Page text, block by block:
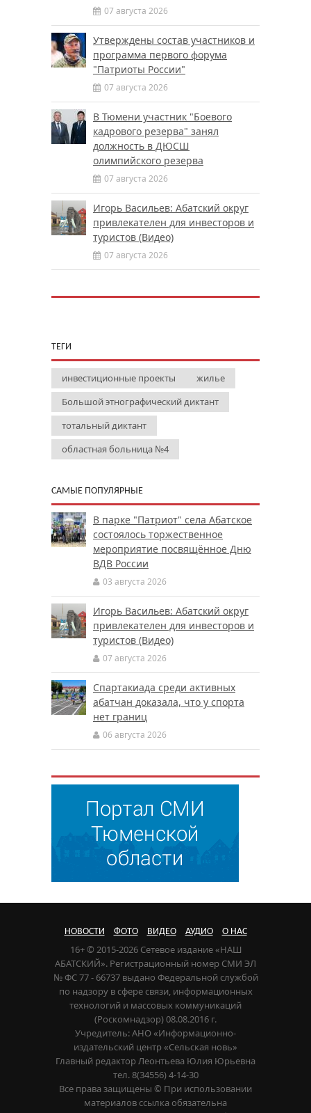
07 августа 2026
Утверждены состав участников и
программа первого форума
"Патриоты России"
07 августа 2026
В Тюмени участник "Боевого
кадрового резерва" занял
должность в ДЮСШ
олимпийского резерва
07 августа 2026
Игорь Васильев: Абатский округ
привлекателен для инвесторов и
туристов (Видео)
07 августа 2026
ТЕГИ
инвестиционные проекты
жилье
Большой этнографический диктант
тотальный диктант
областная больница №4
САМЫЕ ПОПУЛЯРНЫЕ
В парке "Патриот" села Абатское
состоялось торжественное
мероприятие посвящённое Дню
ВДВ России
03 августа 2026
Игорь Васильев: Абатский округ
привлекателен для инвесторов и
туристов (Видео)
07 августа 2026
Спартакиада среди активных
абатчан доказала, что у спорта
нет границ
06 августа 2026
НОВОСТИ ФОТО ВИДЕО АУДИО О НАС
16+ © 2015-2026 Сетевое издание «НАШ
АБАТСКИЙ». Регистрационный номер СМИ ЭЛ
№ ФС 77 - 66737 выдано Федеральной службой
по надзору в сфере связи, информационных
технологий и массовых коммуникаций
(Роскомнадзор) 08.08.2016 г.
Учредитель: АНО «Информационно-
издательский центр «Сельская новь»
Главный редактор Леонтьева Юлия Юрьевна
тел. 8(34556) 4-14-30
Все права защищены © При использовании
материалов ссылка обязательна